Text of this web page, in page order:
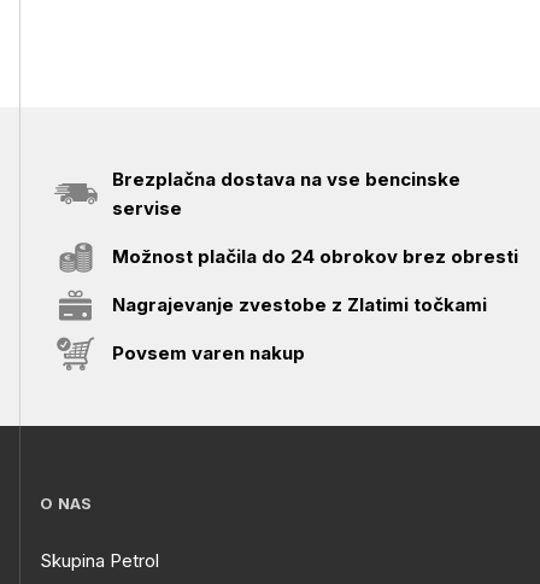
Brezplačna dostava na vse bencinske
servise
Možnost plačila do 24 obrokov brez obresti
Nagrajevanje zvestobe z Zlatimi točkami
Povsem varen nakup
O NAS
Skupina Petrol